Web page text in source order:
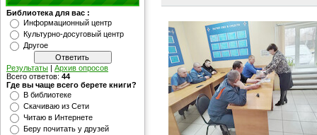
Библиотека для вас :
Информационный центр
Культурно-досуговый центр
Другое
Результаты | Архив опросов
Всего ответов: 44
Где вы чаще всего берете книги?
В библиотеке
Скачиваю из Сети
Читаю в Интернете
Беру почитать у друзей